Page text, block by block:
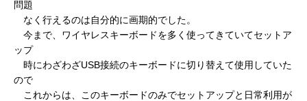
問題
なく行えるのは自分的に画期的でした。
今まで、ワイヤレスキーボードを多く使ってきていてセットア
ップ
時にわざわざUSB接続のキーボードに切り替えて使用していた
ので
これからは、このキーボードのみでセットアップと日常利用が